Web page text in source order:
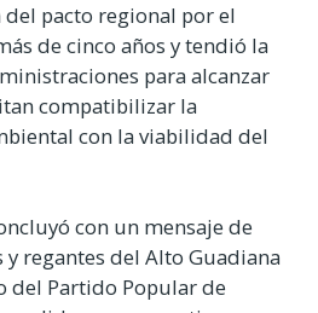
del pacto regional por el
de cinco años y tendió la
para alcanzar
compatibilizar la
con la viabilidad del
con un mensaje de
regantes del Alto Guadiana
del Partido Popular de